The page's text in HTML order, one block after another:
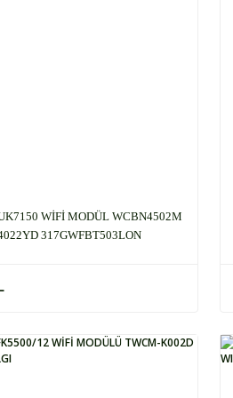
WİFİ MODÜL WCBN4502M
317GWFBT503LON